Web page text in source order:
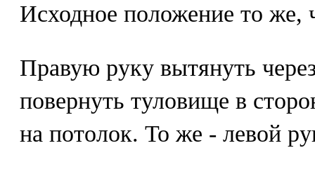
Исходное положение то же,
Правую руку вытянуть
повернуть туловище в
на потолок. То же - левой